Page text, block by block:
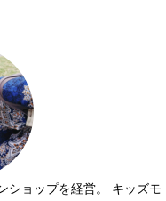
ショップを経営。 キッズモ